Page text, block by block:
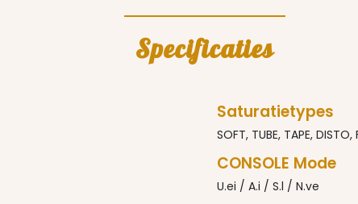
Specificaties
Saturatietypes
SOFT, TUBE, TAPE, DISTO,
CONSOLE Mode
U.ei / A.i / S.l / N.ve